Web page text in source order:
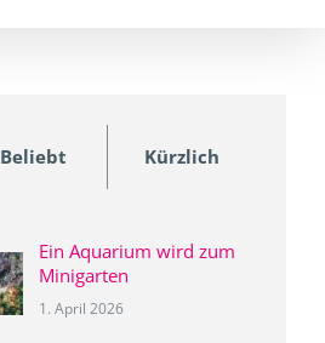
Beliebt Kürzlich
Ein Aquarium wird zum
Minigarten
1. April 2026